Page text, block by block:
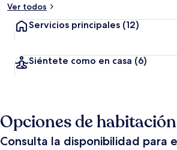
Ver todos
Servicios principales (12)
Siéntete como en casa (6)
Opciones de habitación
Consulta la disponibilidad para